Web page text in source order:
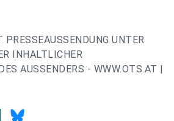
UNTER
INHALTLICHER
AUSSENDERS - WWW.OTS.AT |